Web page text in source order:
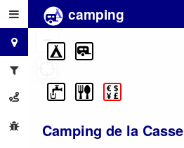
camping
Camping de la Casse
+
−